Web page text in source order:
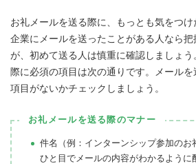
お礼メールを送る際に、もっとも気をつけ
企業にメールを送ったことがある人なら
が、初めて送る人は慎重に確認しましょ
際に必須の項目は次の通りです。メール
項目がないかチェックしましょう。
お礼メールを送る際のマナー
件名（例：インターンシップ参加のお
ひと目でメールの内容がわかるように